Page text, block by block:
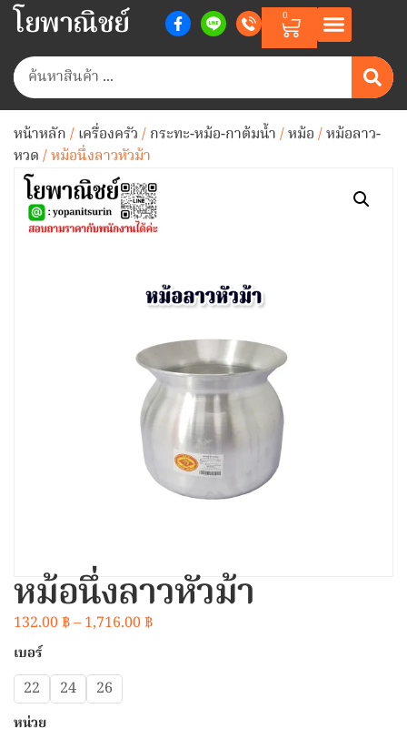
โยพาณิชย์ 0
หน้าหลัก/เครื่องครัว/กระทะ-หม้อ-กาต้มน้ำ/หม้อ/หม้อลาว-
หวด/ หม้อนึ่งลาวหัวม้า
หม้อนึ่งลาวหัวม้า
132.00฿–1,716.00฿
เบอร์
22 24 26
หน่วย